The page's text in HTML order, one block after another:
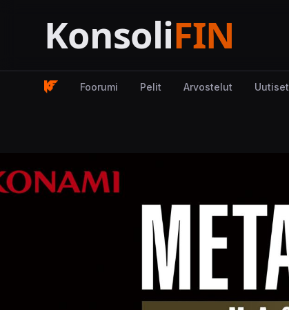
Foorumi Pelit Arvostelut Uutiset